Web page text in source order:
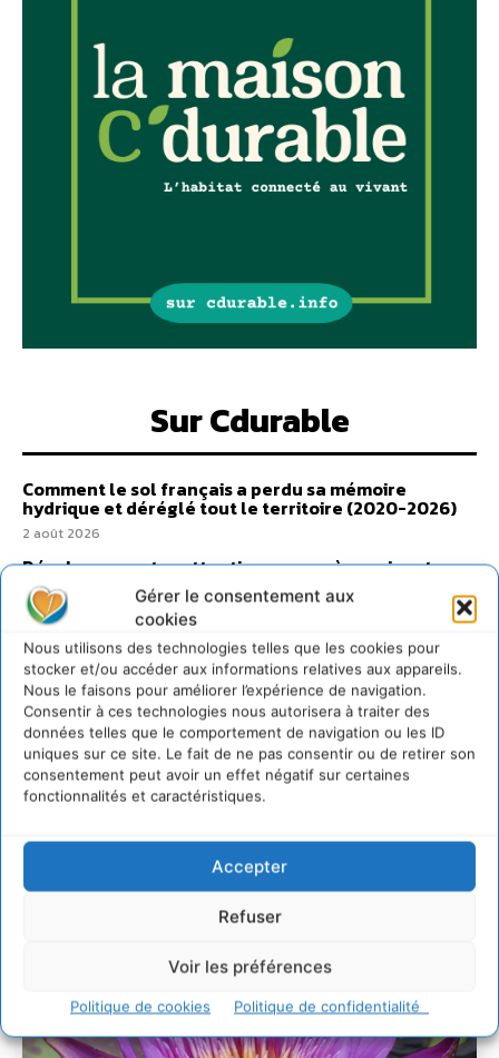
Gérer le consentement aux
cookies
Nous utilisons des technologies telles que les cookies pour
stocker et/ou accéder aux informations relatives aux appareils.
Nous le faisons pour améliorer l’expérience de navigation.
Consentir à ces technologies nous autorisera à traiter des
données telles que le comportement de navigation ou les ID
uniques sur ce site. Le fait de ne pas consentir ou de retirer son
consentement peut avoir un effet négatif sur certaines
fonctionnalités et caractéristiques.
Accepter
Refuser
Voir les préférences
Politique de cookies Politique de confidentialité
Sur Cdurable
Comment le sol français a perdu sa mémoire
hydrique et déréglé tout le territoire (2020-2026)
2 août 2026
Développer notre attention aux espèces vivantes
non humaines avec les communs de Zoepolis
30 juillet 2026
Un kit citoyen pour lever les freins au
développement des forêts comestibles dans nos
villes
29 juillet 2026
L’éco-anxiété informe et l’éco-lucidité transforme
28 juillet 2026
7 indicateurs pour des villes résilientes et durables,
27 juillet 2026